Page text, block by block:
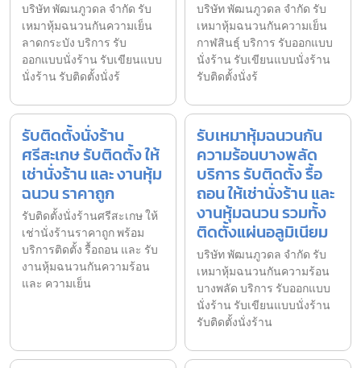
บริษัท พัฒนภูวดล จำกัด รับ
เหมาหุ้มฉนวนกันความเย็น
ลาดกระบัง บริการ รับ
ออกแบบนั่งร้าน รับเขียนแบบ
นั่งร้าน รับติดตั้งนั่งร้
บริษัท พัฒนภูวดล จำกัด รับ
เหมาหุ้มฉนวนกันความเย็น
กาฬสินธุ์ บริการ รับออกแบบ
นั่งร้าน รับเขียนแบบนั่งร้าน
รับติดตั้งนั่งร้
รับติดตั้งนั่งร้าน
ศรีสะเกษ รับติดตั้ง ให้
เช่านั่งร้าน และ งานหุ้ม
ฉนวน ราคาถูก
รับติดตั้งนั่งร้านศรีสะเกษ ให้
เช่านั่งร้านราคาถูก พร้อม
บริการติดตั้ง รื้อถอน และ รับ
งานหุ้มฉนวนกันความร้อน
และ ความเย็น
รับเหมาหุ้มฉนวนกัน
ความร้อนบางพลัด
บริการ รับติดตั้ง รื้อ
ถอน ให้เช่านั่งร้าน และ
งานหุ้มฉนวน รวมทั้ง
ติดตั้งแผ่นอลูมิเนียม
บริษัท พัฒนภูวดล จำกัด รับ
เหมาหุ้มฉนวนกันความร้อน
บางพลัด บริการ รับออกแบบ
นั่งร้าน รับเขียนแบบนั่งร้าน
รับติดตั้งนั่งร้าน